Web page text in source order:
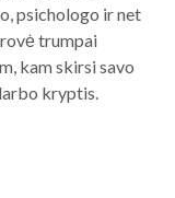
psichologo ir net
trumpai
kam skirsi savo
kryptis.